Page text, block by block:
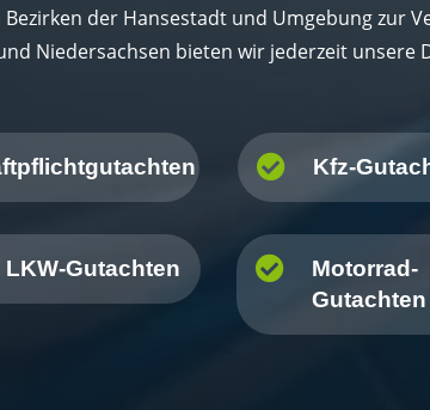
der Hansestadt und Umgebung zur
Niedersachsen bieten wir jederzeit unsere
 Kfz-
LKW-Gutachten 
Motorrad-
Gutachten